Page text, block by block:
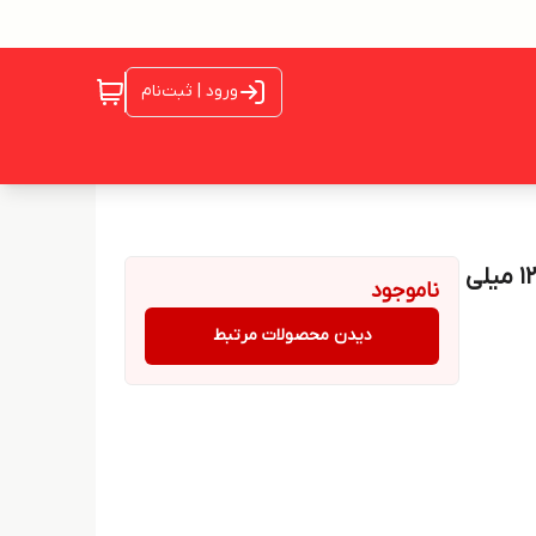
ورود | ثبت‌نام
رنگ مو دوشس سری رنگساژ حرفه ای شماره 12.10 حجم 125 میلی ناموجود
دیدن محصولات مرتبط